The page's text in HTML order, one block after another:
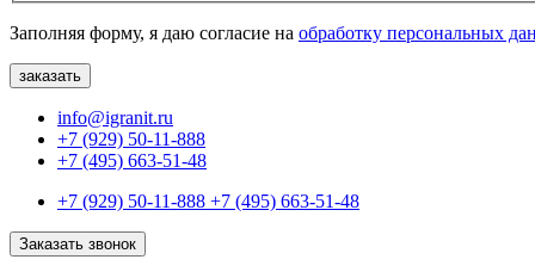
Заполняя форму, я даю согласие на обработку персональных
info@igranit.ru
+7 (929) 50-11-888
+7 (495) 663-51-48
+7 (929) 50-11-888 +7 (495) 663-51-48
Заказать звонок